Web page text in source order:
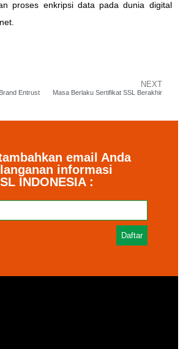
proses enkripsi data pada dunia digital
Entrust
NEXT
Masa Berlaku Sertifikat SSL Berakhir
email Anda
informasi
INDONESIA :
Daftar